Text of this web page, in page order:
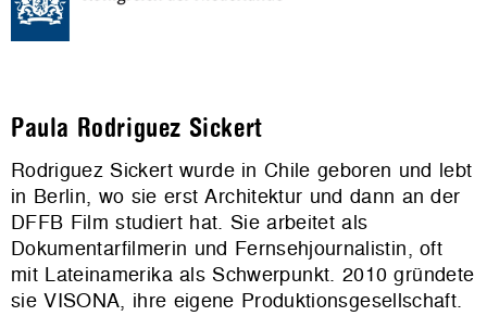
Paula Rodriguez Sickert
Rodriguez Sickert wurde in Chile geboren und lebt
in Berlin, wo sie erst Architektur und dann an der
DFFB Film studiert hat. Sie arbeitet als
Dokumentarfilmerin und Fernsehjournalistin, oft
mit Lateinamerika als Schwerpunkt. 2010 gründete
sie VISONA, ihre eigene Produktionsgesellschaft.